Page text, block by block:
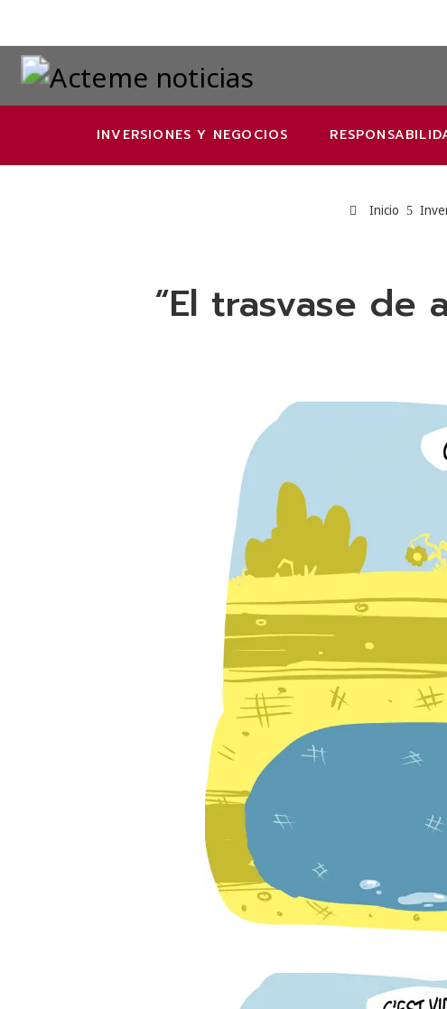
INVERSIONES Y NEGOCIOS
Inicio
“El trasvase de